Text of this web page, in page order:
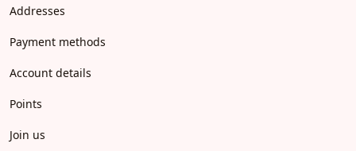
Addresses
Payment methods
Account details
Points
Join us